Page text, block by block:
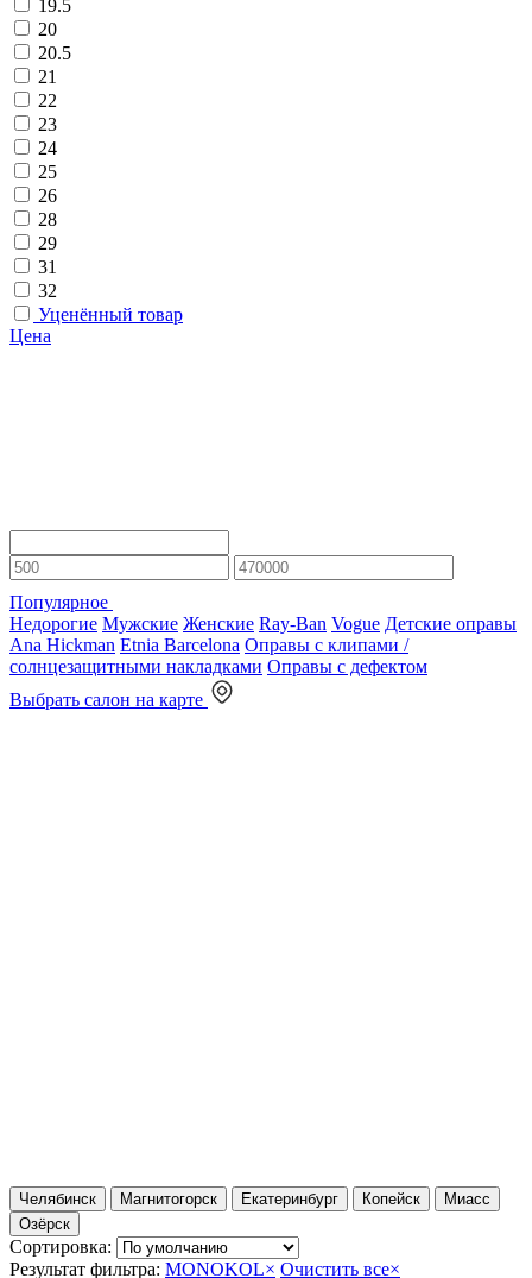
19.5
20
20.5
21
22
23
24
25
26
28
29
31
32
Уценённый товар
Цена
Популярное
Недорогие Мужские Женские Ray-Ban Vogue Детские оправы
Ana Hickman Etnia Barcelona Оправы с клипами /
солнцезащитными накладками Оправы с дефектом
Выбрать салон на карте
Челябинск Магнитогорск Екатеринбург Копейск
Миасс
Озёрск
Сортировка:
Результат фильтра: MONOKOL× Очистить все×